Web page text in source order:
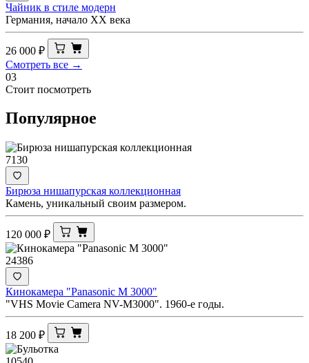
Чайник в стиле модерн
Германия, начало XX века
26 000 ₽
Смотреть все →
03
Стоит посмотреть
Популярное
7130
Бирюза нишапурская коллекционная
Камень, уникальный своим размером.
120 000 ₽
24386
Кинокамера "Panasonic M 3000"
"VHS Movie Camera NV-M3000". 1960-е годы.
18 200 ₽